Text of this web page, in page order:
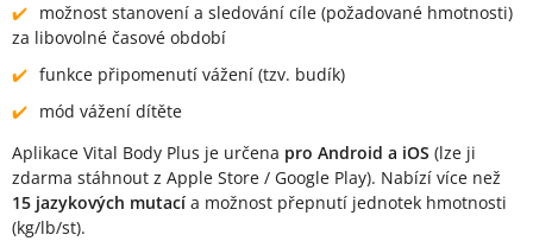
možnost stanovení a sledování cíle (požadované hmotnosti)
za libovolné časové období
funkce připomenutí vážení (tzv. budík)
mód vážení dítěte
Aplikace Vital Body Plus je určena pro Android a iOS (lze ji
zdarma stáhnout z Apple Store / Google Play). Nabízí více než
15 jazykových mutací a možnost přepnutí jednotek hmotnosti
(kg/lb/st).